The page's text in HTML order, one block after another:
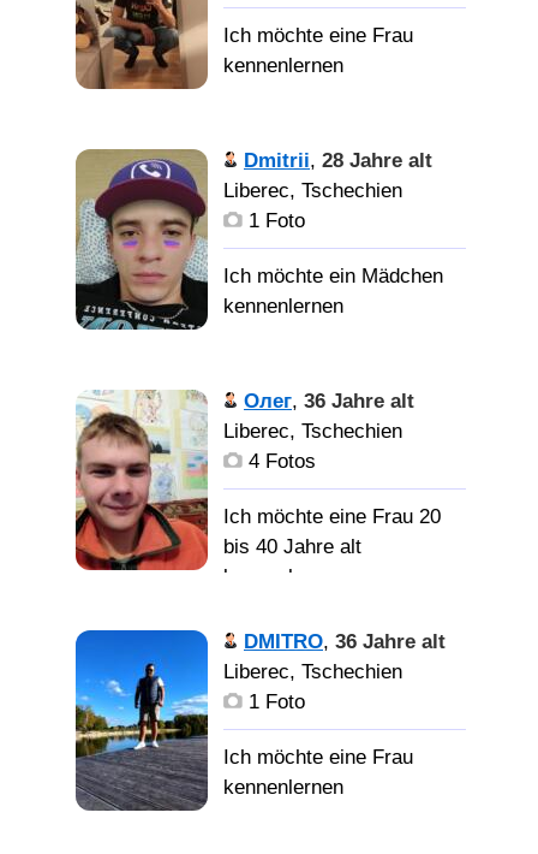
Dmitrii, 28 Jahre alt
Liberec, Tschechien
1 Foto
Олег, 36 Jahre alt
Liberec, Tschechien
4 Fotos
Ich möchte eine Frau 20
bis 40 Jahre alt
kennenlernen
DMITRO, 36 Jahre alt
Liberec, Tschechien
1 Foto